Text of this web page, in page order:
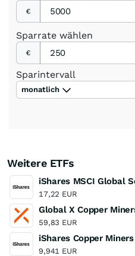
€
Sparrate wählen
€
Sparintervall
monatlich
Weitere ETFs
17,22 EUR
59,83 EUR
9,941 EUR